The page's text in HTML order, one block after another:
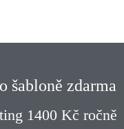
šabloně zdarma
1400 Kč ročně